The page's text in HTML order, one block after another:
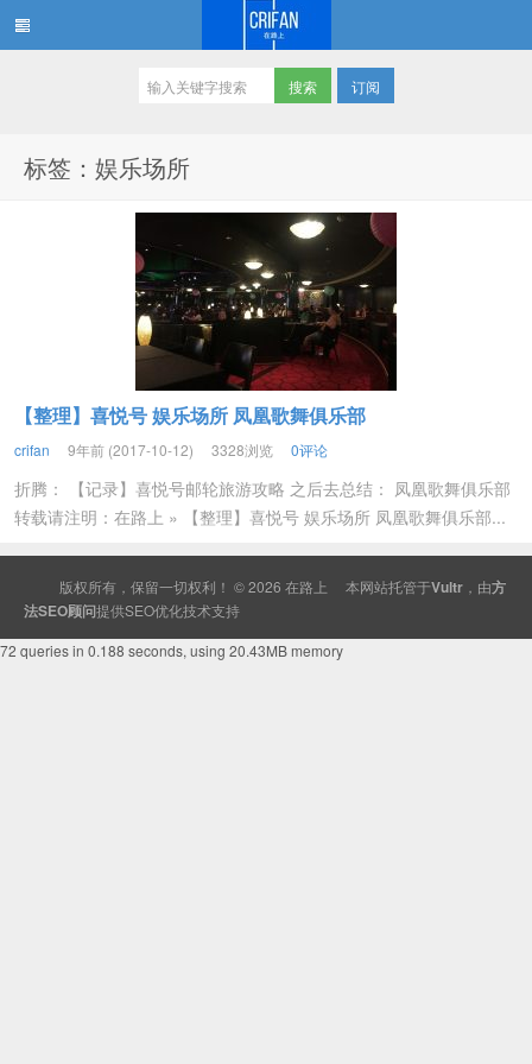
订阅
标签：娱乐场所
【整理】喜悦号 娱乐场所 凤凰歌舞俱乐部
crifan 9年前 (2017-10-12) 3328浏览 0评论
折腾： 【记录】喜悦号邮轮旅游攻略 之后去总结： 凤凰歌舞俱乐部
转载请注明：在路上 » 【整理】喜悦号 娱乐场所 凤凰歌舞俱乐部...
版权所有，保留一切权利！ © 2026 在路上 本网站托管于Vultr ，由方
法SEO顾问提供SEO优化技术支持
72 queries in 0.188 seconds, using 20.43MB memory